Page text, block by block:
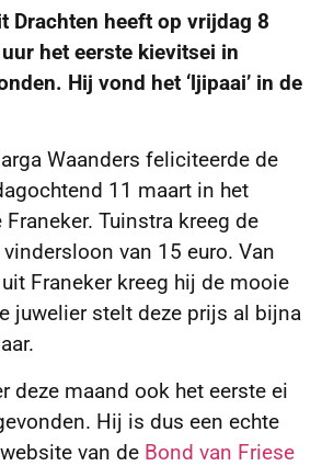
Drachten heeft op vrijdag 8
het eerste kievitsei in
Hij vond het ‘ljipaai’ in de
Waanders feliciteerde de
11 maart in het
Tuinstra kreeg de
van 15 euro. Van
Franeker kreeg hij de mooie
juwelier stelt deze prijs al bijna
deze maand ook het eerste ei
Hij is dus een echte
website van de Bond van Friese